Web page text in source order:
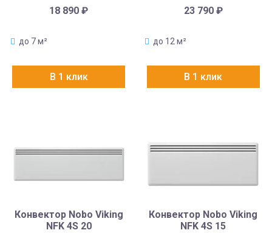
18 890₽
до 7 м²
В 1 клик
23 790 ₽
до 12 м²
В 1 клик
Конвектор Nobo Viking
NFK 4S 20
Конвектор Nobo Viking
NFK 4S 15